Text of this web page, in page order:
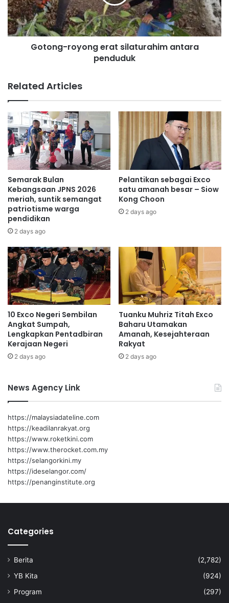
k
a
r
e
l
a
a
d
a
k
a
l
a
w
a
t
n
s
a
m
b
i
l
b
e
l
a
r
k
P
u
l
a
u
P
i
g
g
-
r
o
e
r
a
t
s
i
l
a
t
u
r
a
h
i
a
n
t
a
r
a
p
e
n
d
u
k
Gotong-royong erat silaturahim antara
penduduk
Related Articles
Semarak Bulan
Kebangsaan JPNS 2026
meriah, suntik semangat
patriotisme warga
pendidikan
2 days ago
Pelantikan sebagai Exco
satu amanah besar – Siow
Kong Choon
2 days ago
10 Exco Negeri Sembilan
Angkat Sumpah,
Lengkapkan Pentadbiran
Kerajaan Negeri
2 days ago
Tuanku Muhriz Titah Exco
Baharu Utamakan
Amanah, Kesejahteraan
Rakyat
2 days ago
News Agency Link
https://malaysiadateline.com
https://keadilanrakyat.org
https://www.roketkini.com
https://www.therocket.com.my
https://selangorkini.my
https://ideselangor.com/
https://penanginstitute.org
Categories
Berita
(2,782)
YB Kita
(924)
Program
(297)